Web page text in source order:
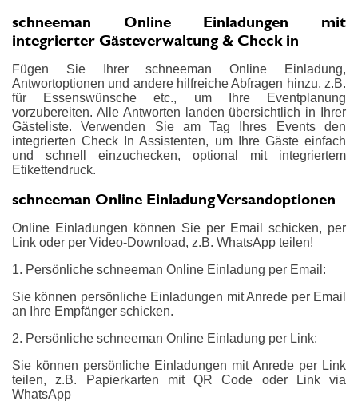
schneeman Online Einladungen mit
integrierter Gästeverwaltung & Check in
Fügen Sie Ihrer schneeman Online Einladung,
Antwortoptionen und andere hilfreiche Abfragen hinzu, z.B.
für Essenswünsche etc., um Ihre Eventplanung
vorzubereiten. Alle Antworten landen übersichtlich in Ihrer
Gästeliste. Verwenden Sie am Tag Ihres Events den
integrierten Check In Assistenten, um Ihre Gäste einfach
und schnell einzuchecken, optional mit integriertem
Etikettendruck.
schneeman Online Einladung Versandoptionen
Online Einladungen können Sie per Email schicken, per
Link oder per Video-Download, z.B. WhatsApp teilen!
1. Persönliche schneeman Online Einladung per Email:
Sie können persönliche Einladungen mit Anrede per Email
an Ihre Empfänger schicken.
2. Persönliche schneeman Online Einladung per Link:
Sie können persönliche Einladungen mit Anrede per Link
teilen, z.B. Papierkarten mit QR Code oder Link via
WhatsApp